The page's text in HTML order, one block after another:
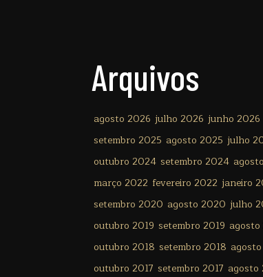
Arquivos
agosto 2026 julho 2026 junho 2026
setembro 2025 agosto 2025 julho
outubro 2024 setembro 2024
março 2022 fevereiro 2022 janeiro
setembro 2020 agosto 2020 julho
outubro 2019 setembro 2019 agosto
outubro 2018 setembro 2018
outubro 2017 setembro 2017 agosto